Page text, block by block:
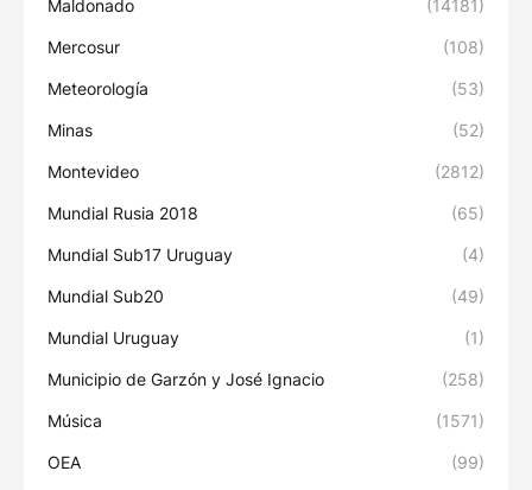
Maldonado (14181)
Mercosur (108)
Meteorología (53)
Minas (52)
Montevideo (2812)
Mundial Rusia 2018 (65)
Mundial Sub17 Uruguay (4)
Mundial Sub20 (49)
Mundial Uruguay (1)
Municipio de Garzón y José Ignacio (258)
Música (1571)
OEA (99)